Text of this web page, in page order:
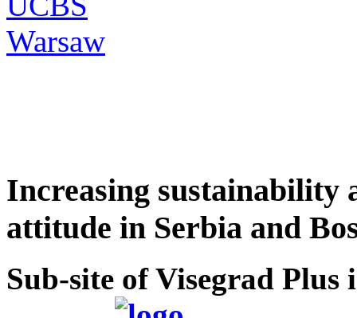
Increasing sustainability
attitude in Serbia and
Sub-site of Visegrad